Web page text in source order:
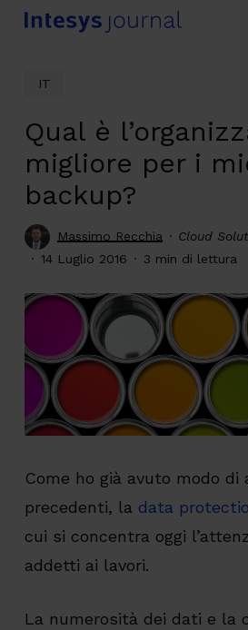
Skip
IT
Qual è
migliore per i
backup?
Massimo Recchia
Cloud
14 Luglio 2016
3 min di lettura
Come ho già avuto modo
precedenti, la data
cui si concentra oggi
addetti ai lavori.
La numerosità dei dati e la